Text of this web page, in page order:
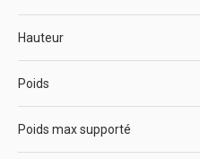
Hauteur
Poids
Poids max supporté